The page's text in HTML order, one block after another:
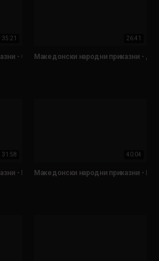
35:21
- Свекрва и снаа
26:41
Македонски народни приказни -
31:58
- Ѓаволот и клисарот
40:04
Македонски народни приказни -